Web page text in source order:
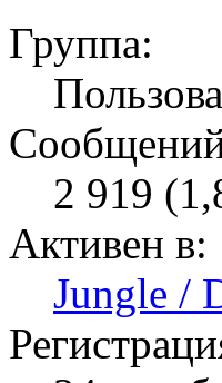
Группа:
2 919
Активен в:
Jungle /